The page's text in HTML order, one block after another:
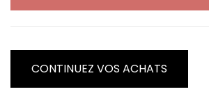
CONTINUEZ VOS ACHATS